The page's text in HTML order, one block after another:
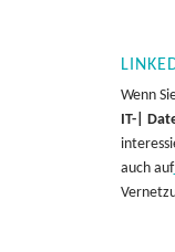
Wenn
IT-|
auch auf